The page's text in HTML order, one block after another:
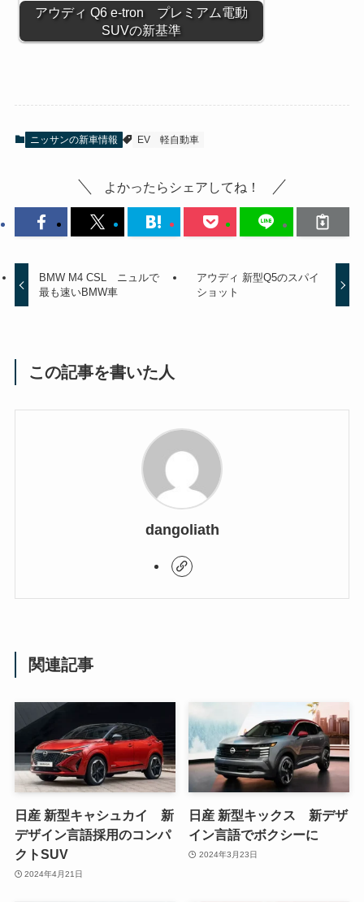
アウディ Q6 e-tron プレミアム電動
SUVの新基準
ニッサンの新車情報 EV 軽自動車
よかったらシェアしてね！
BMW M4 CSL ニュルで
最も速いBMW車
アウディ 新型Q5のスパイ
ショット
この記事を書いた人
dangoliath
関連記事
日産 新型キャシュカイ 新
デザイン言語採用のコンパ
クトSUV
2024年4月21日
日産 新型キックス 新デザ
イン言語でボクシーに
2024年3月23日